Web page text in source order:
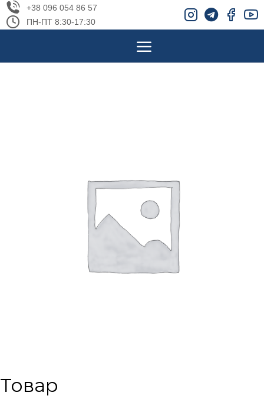
+38 096 054 86 57
ПН-ПТ 8:30-17:30
Товар